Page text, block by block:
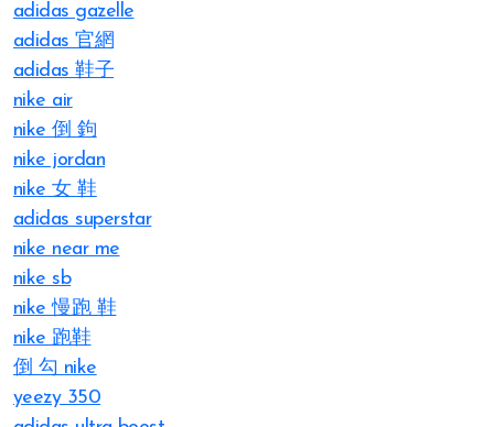
adidas gazelle
adidas 官網
adidas 鞋子
nike air
nike 倒 鉤
nike jordan
nike 女 鞋
adidas superstar
nike near me
nike sb
nike 慢跑 鞋
nike 跑鞋
倒 勾 nike
yeezy 350